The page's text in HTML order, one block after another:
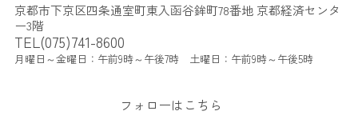
京都市下京区四条通室町東入函谷鉾町78番地 京都経済センタ
ー3階
TEL(075)741-8600
月曜日～金曜日：午前9時～午後7時 土曜日：午前9時～午後5時
フォローはこちら